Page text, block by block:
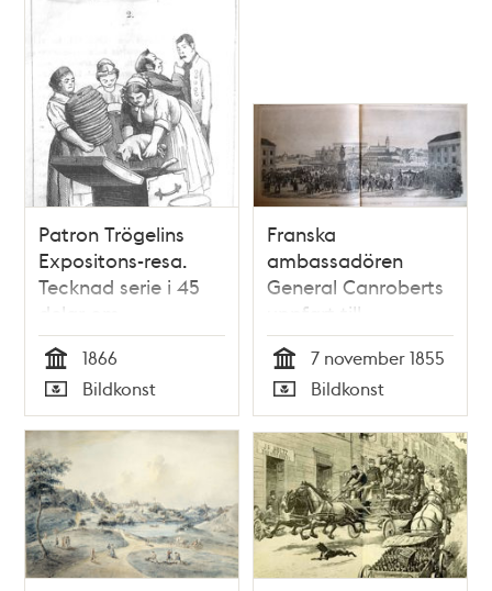
Patron Trögelins
Expositons-resa.
Tecknad serie i 45
delar om
Stockholmsutställningen
1866 i Söndags-
Nisse – Illustreradt
Veckoblad för
Skämt, Humor och
Satir, den 10 juni till
den 7 oktober 1866
Tid
1866
Typ
Bildkonst
Franska
ambassadören
General Canroberts
uppfart till
audiensen med
konung Oskar I på
Stockholms slott
den 7 november
1855.
Tid
7 november 1855
Typ
Bildkonst